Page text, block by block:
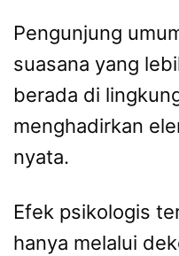
Pengunjung
suasana yang
berada di
menghadirkan
nyata.
Efek psikologis
hanya melalui